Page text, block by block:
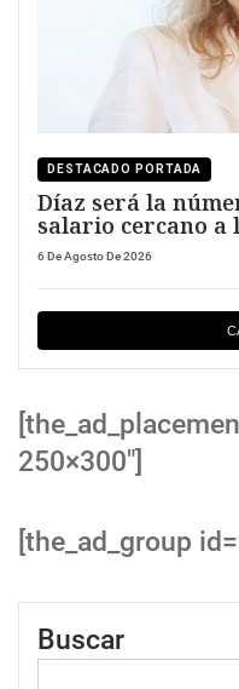
DESTACADO PORTADA
Díaz será la
salario cercano a
6 De Agosto De 2026
250×300″]
[the_ad_group
Buscar